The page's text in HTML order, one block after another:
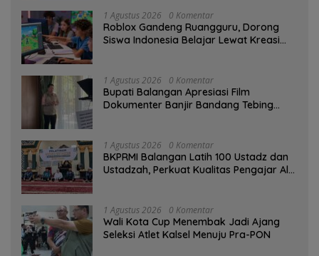
1 Agustus 2026 0 Komentar
Roblox Gandeng Ruangguru, Dorong
Siswa Indonesia Belajar Lewat Kreasi
1 Agustus 2026 0 Komentar
Bupati Balangan Apresiasi Film
Dokumenter Banjir Bandang Tebing
1 Agustus 2026 0 Komentar
BKPRMI Balangan Latih 100 Ustadz dan
Ustadzah, Perkuat Kualitas Pengajar Al-
1 Agustus 2026 0 Komentar
Wali Kota Cup Menembak Jadi Ajang
Seleksi Atlet Kalsel Menuju Pra-PON